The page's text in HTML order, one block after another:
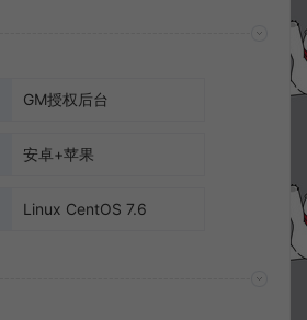
GM授权后台
安卓+苹果
Linux CentOS 7.6